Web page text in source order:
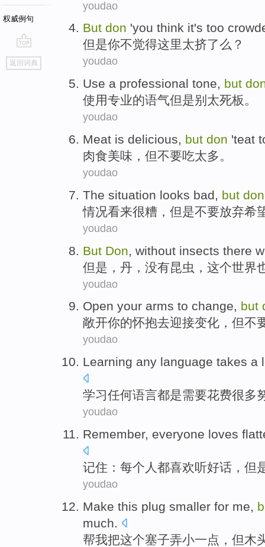
权威例句
go
top
返回词典
youdao
But don 'you think it's too
但是你不觉得这里太挤了么？
youdao
Use a professional tone, but
使用专业的语气但是别 太死板。
youdao
Meat is delicious, but don 'teat
肉食美味 ， 但不要吃太多。
youdao
The situation looks bad, but don
情况看来很糟 ， 但是不要放弃希
youdao
But Don without insects there
但是 ，丹， 没有昆虫 ，这个世界
youdao
Open your arms to change, but
敞开你的怀抱去迎接变化 ， 但不
youdao
Learning any language takes a
学习任何语言都是需要花费很多
youdao
Remember, everyone loves
记住 ： 每个人都喜欢听好话 ， 但
youdao
Make this plug smaller for me,
much.
帮我把这个塞子弄小一点 ， 但木